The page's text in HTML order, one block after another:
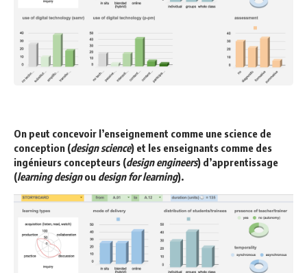
On peut concevoir l’enseignement comme une science de
conception (design science) et les enseignants comme des
ingénieurs concepteurs (design engineers) d’apprentissage
(learning designou design for learning).